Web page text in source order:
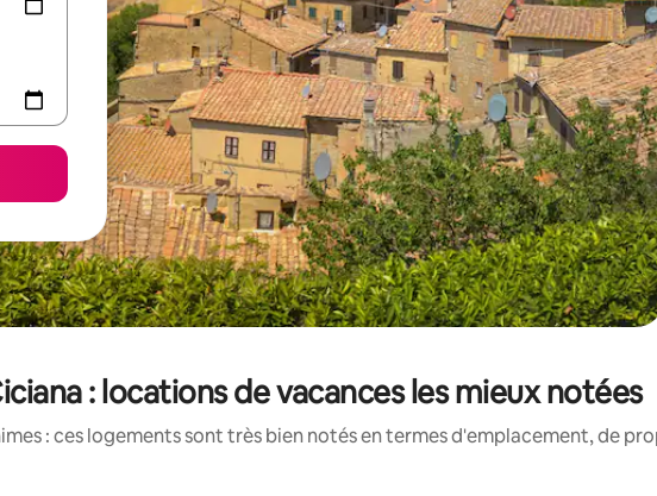
: locations de vacances les mieux notées
: ces logements sont très bien notés en termes d'emplacement, de